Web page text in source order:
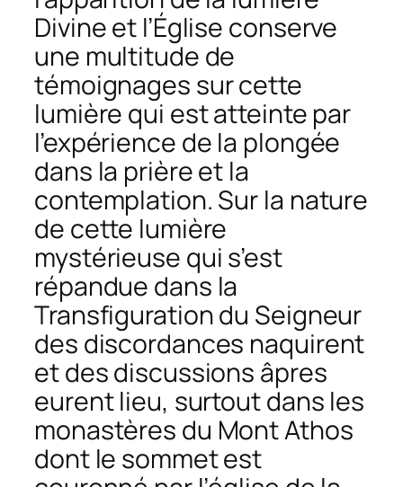
Divine et l’Église conserve
une multitude de
témoignages sur cette
lumière qui est atteinte par
l’expérience de la plongée
dans la prière et la
contemplation. Sur la nature
de cette lumière
mystérieuse qui s’est
répandue dans la
Transfiguration du Seigneur
des discordances naquirent
et des discussions âpres
eurent lieu, surtout dans les
monastères du Mont Athos
dont le sommet est